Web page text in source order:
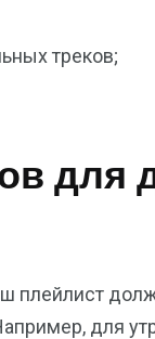
треков;
для
плейлист
для